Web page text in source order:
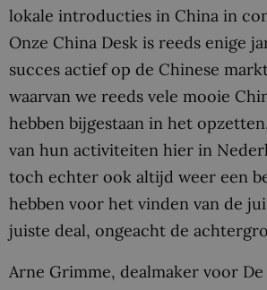
lokale introducties in China in
Onze China Desk is reeds enige
succes actief op de Chinese
waarvan we reeds vele mooie
hebben bijgestaan in het
van hun activiteiten hier in
toch echter ook altijd weer een
hebben voor het vinden van de
juiste deal, ongeacht de
Arne Grimme, dealmaker voor De